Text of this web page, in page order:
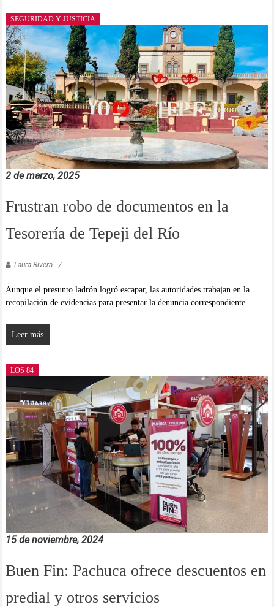
SEGURIDAD Y JUSTICIA
2 de marzo, 2025
Frustran robo de documentos en la
Tesorería de Tepeji del Río
Laura Rivera
Aunque el presunto ladrón logró escapar, las autoridades trabajan en la
recopilación de evidencias para presentar la denuncia correspondiente.
Leer más
LOS 84
15 de noviembre, 2024
Buen Fin: Pachuca ofrece descuentos en
predial y otros servicios